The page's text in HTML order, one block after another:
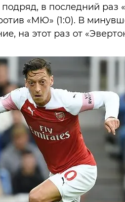
в последний раз
«МЮ» (1:0). В
на этот раз от